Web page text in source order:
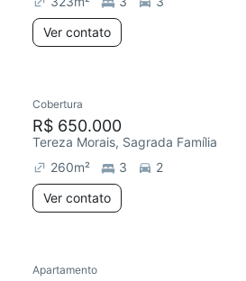
Ver contato
Chegou este mês
Cobertura
R$ 650.000
Tereza Morais, Sagrada Família
260m² 3
2
Ver contato
Chegou este mês
Apartamento